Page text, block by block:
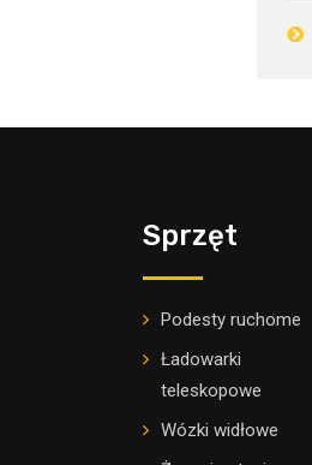
Sprzęt
Podesty ruchome
Ładowarki
teleskopowe
Wózki widłowe